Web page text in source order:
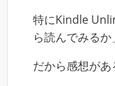
特にKindle
ら読んでみるか
だから感想があ